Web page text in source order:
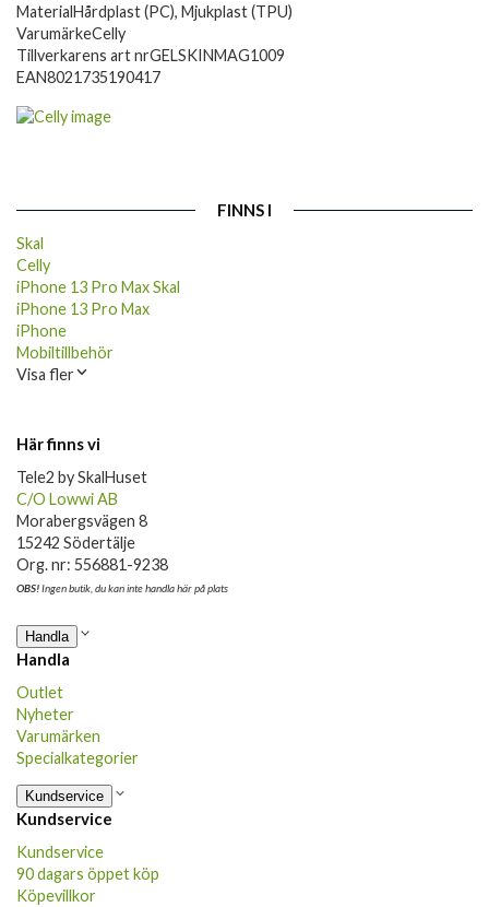
MaterialHårdplast (PC), Mjukplast (TPU)
VarumärkeCelly
Tillverkarens art nrGELSKINMAG1009
EAN8021735190417
FINNS I
Skal
Celly
iPhone 13 Pro Max Skal
iPhone 13 Pro Max
iPhone
Mobiltillbehör
Visa fler
Här finns vi
Tele2 by SkalHuset
C/O Lowwi AB
Morabergsvägen 8
15242 Södertälje
Org. nr: 556881-9238
OBS!Ingen butik, du kan inte handla här på plats
Handla
Handla
Outlet
Nyheter
Varumärken
Specialkategorier
Kundservice
Kundservice
Kundservice
90 dagars öppet köp
Köpevillkor